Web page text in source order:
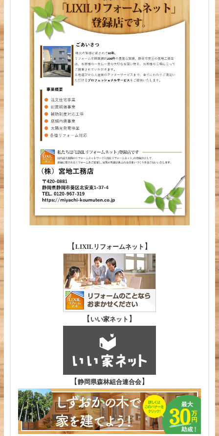
【 LIXILリフォームネット 】
【 いい家ネット 】
【 静岡県森林組合連合会 】